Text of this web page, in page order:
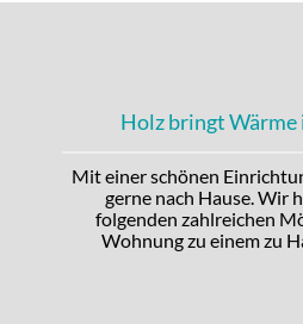
Holz bringt Wärme
Mit einer schönen
gerne nach Hause. Wir
folgenden zahlreichen
Wohnung zu einem zu